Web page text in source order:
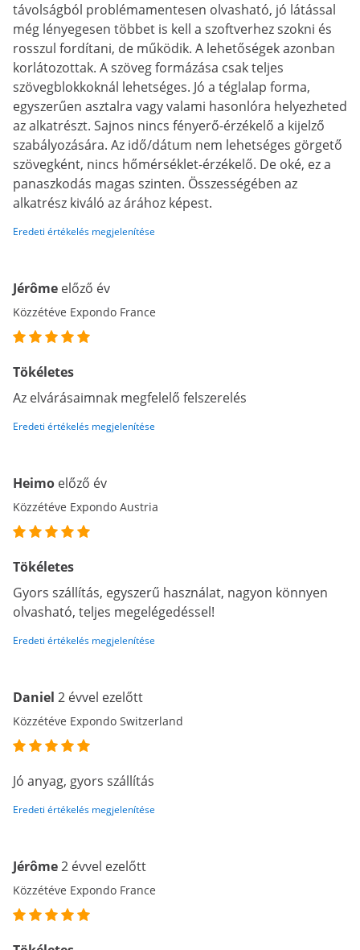
távolságból problémamentesen olvasható, jó látással
még lényegesen többet is kell a szoftverhez szokni és
rosszul fordítani, de működik. A lehetőségek azonban
korlátozottak. A szöveg formázása csak teljes
szövegblokkoknál lehetséges. Jó a téglalap forma,
egyszerűen asztalra vagy valami hasonlóra helyezheted
az alkatrészt. Sajnos nincs fényerő-érzékelő a kijelző
szabályozására. Az idő/dátum nem lehetséges görgető
szövegként, nincs hőmérséklet-érzékelő. De oké, ez a
panaszkodás magas szinten. Összességében az
alkatrész kiváló az árához képest.
Eredeti értékelés megjelenítése
Jérôme előző év
Közzétéve Expondo France
Tökéletes
Az elvárásaimnak megfelelő felszerelés
Eredeti értékelés megjelenítése
Heimo előző év
Közzétéve Expondo Austria
Tökéletes
Gyors szállítás, egyszerű használat, nagyon könnyen
olvasható, teljes megelégedéssel!
Eredeti értékelés megjelenítése
Daniel 2 évvel ezelőtt
Közzétéve Expondo Switzerland
Jó anyag, gyors szállítás
Eredeti értékelés megjelenítése
Jérôme2 évvel ezelőtt
Közzétéve Expondo France